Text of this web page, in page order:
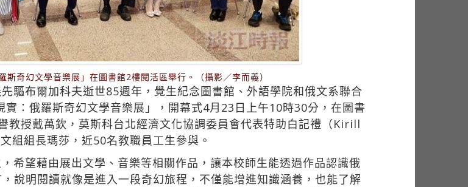
奇幻文學音樂展」在圖書館2樓閱活區舉行。（攝影／李而義）
驅布爾加科夫逝世85週年，覺生紀念圖書館、外語學院和俄文系聯合
：俄羅斯奇幻文學音樂展」，開幕式4月23日上午10時30分，在圖書
教授戴萬欽，莫斯科台北經濟文化協調委員會代表特助白記禮（Kirill
組組長瑪莎，近50名教職員工生參與。
希望藉由展出文學、音樂等相關作品，讓本校師生能透過作品認識俄
說明閱讀就像是進入一段奇幻旅程，不僅能增進知識涵養，也能了解